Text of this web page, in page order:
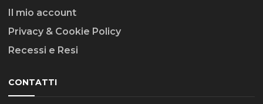
Il mio account
Privacy & Cookie Policy
Recessi e Resi
CONTATTI